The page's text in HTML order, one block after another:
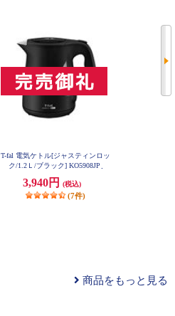
T-fal 電気ケトル[ジャスティンロッ
ク/1.2Ｌ/ブラック] KO5908JP
3,940円 (税込)
(7件)
商品をもっと見る